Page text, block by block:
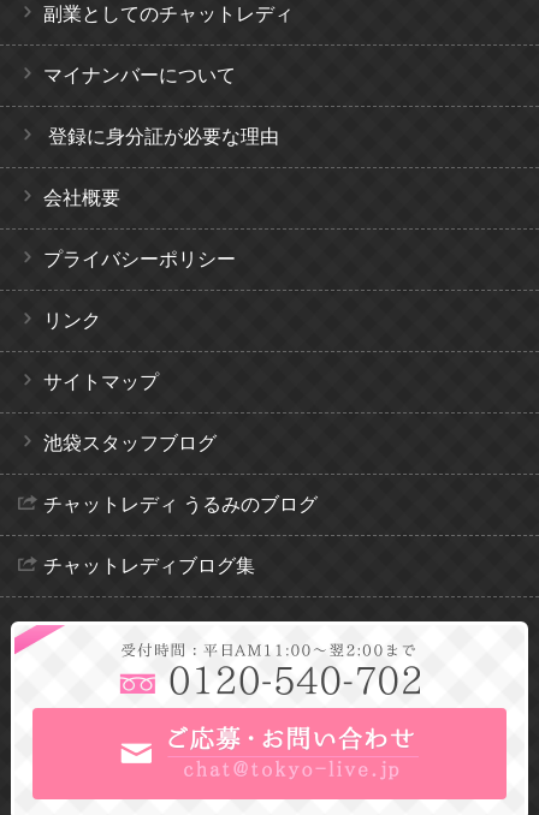
副業としてのチャットレディ
マイナンバーについて
登録に身分証が必要な理由
会社概要
プライバシーポリシー
リンク
サイトマップ
池袋スタッフブログ
チャットレディ うるみのブログ
チャットレディブログ集